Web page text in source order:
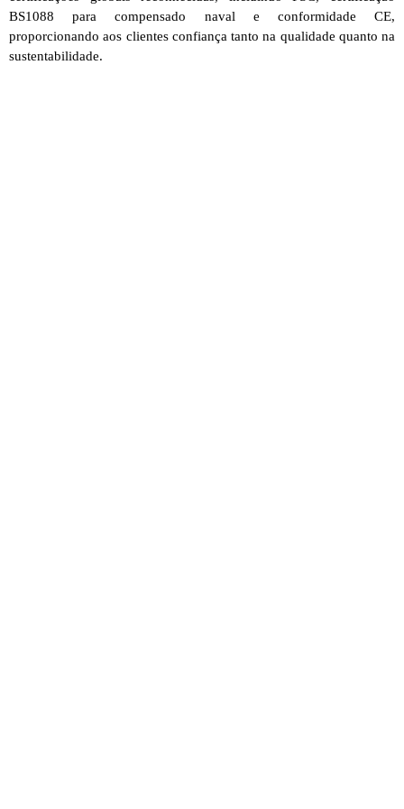
BS1088 para compensado naval e conformidade CE,
proporcionando aos clientes confiança tanto na qualidade quanto na
sustentabilidade.